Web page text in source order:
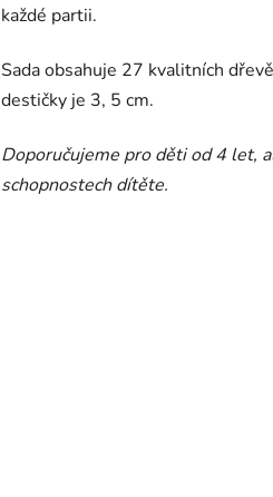
každé partii.
Sada obsahuje 27 kvalitních
destičky je 3, 5 cm.
Doporučujeme pro děti od 4 let,
schopnostech dítěte.